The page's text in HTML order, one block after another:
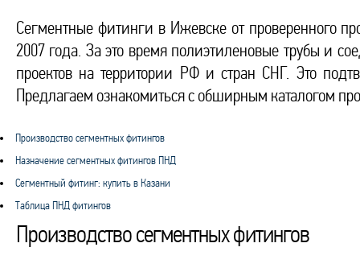
Сегментные фитинги в Ижевске от проверенного
2007 года. За это время полиэтиленовые трубы и
проектов на территории РФ и стран СНГ. Это
Предлагаем ознакомиться с обширным каталогом
Производство сегментных фитингов
Назначение сегментных фитингов ПНД
Сегментный фитинг: купить в Казани
Таблица ПНД фитингов
Производство сегментных фитингов